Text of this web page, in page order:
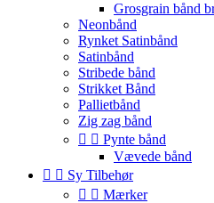
Grosgrain bånd
Neonbånd
Rynket Satinbånd
Satinbånd
Stribede bånd
Strikket Bånd
Pallietbånd
Zig zag bånd
  Pynte bånd
Vævede bånd
  Sy Tilbehør
  Mærker